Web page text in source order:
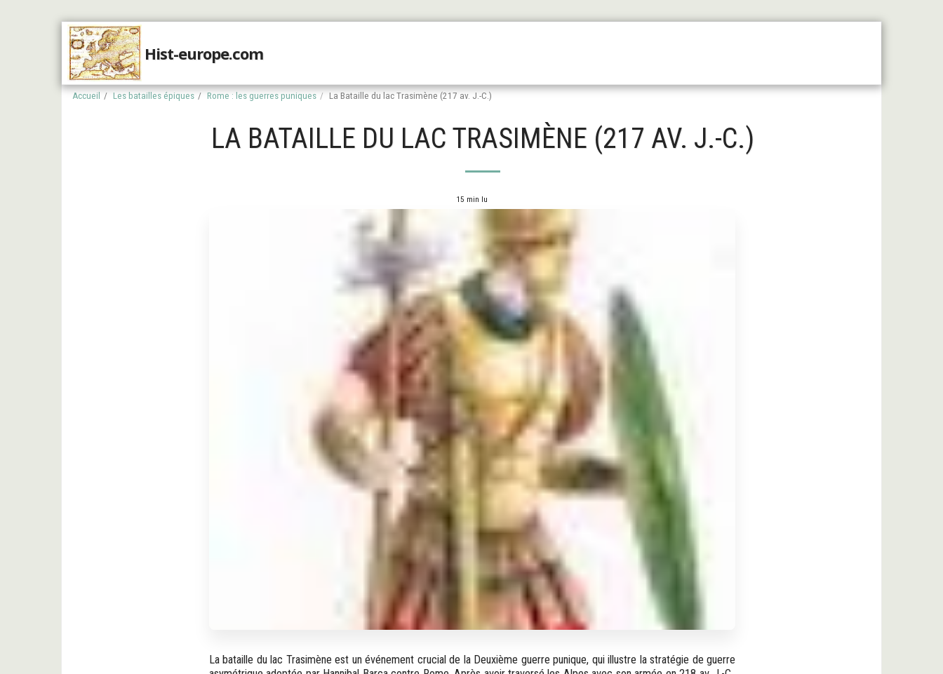
Hist-europe.com
Accueil Les batailles épiques Rome : les guerres puniques La Bataille du lac Trasimène (217 av. J.-C.)
LA BATAILLE DU LAC TRASIMÈNE (217 AV. J.-C.)
15 min lu
La bataille du lac Trasimène est un événement crucial de la Deuxième guerre punique, qui illustre la stratégie de guerre